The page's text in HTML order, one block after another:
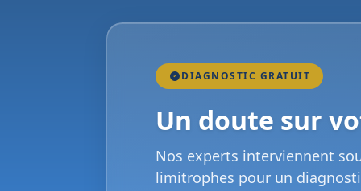
DIAGNOSTIC GRATUIT
Un doute sur
Nos experts interviennent
limitrophes pour un